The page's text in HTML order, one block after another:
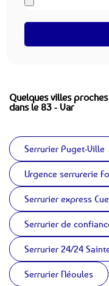
Quelques villes
dans le 83 - Var
Serrurier Puget-Ville
Urgence serrurerie
Serrurier express
Serrurier de
Serrurier 24/24
Serrurier Néoules